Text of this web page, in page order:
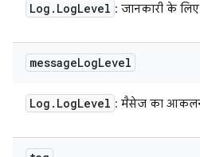
Log . LogLevel : जानकारी के
messageLogLevel
Log . LogLevel : मैसेज का आकलन